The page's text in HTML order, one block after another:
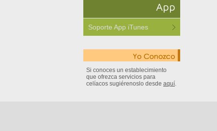
App
Soporte App iTunes
Si conoces un establecimiento
que ofrezca servicios para
celíacos sugiérenoslo desde aquí.